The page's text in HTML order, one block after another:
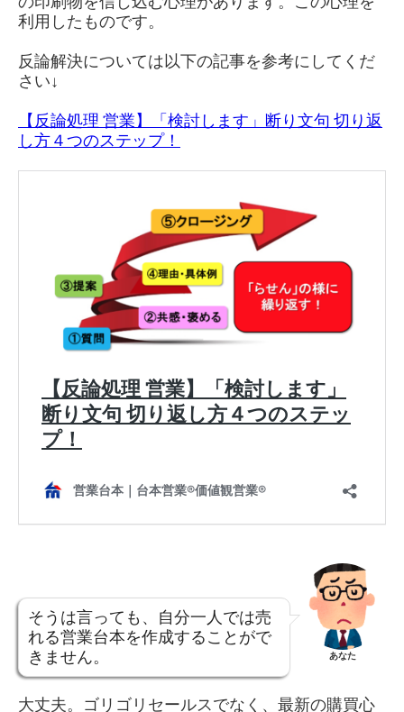
利用したものです。
反論解決については以下の記事を参考にしてくだ
さい↓
【反論処理 営業】「検討します」断り文句 切り返
し方４つのステップ！
そうは言っても、自分一人では売
れる営業台本を作成することがで
きません。
あなた
大丈夫。ゴリゴリセールスでなく、最新の購買心